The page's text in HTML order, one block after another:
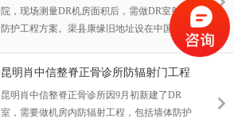
院，现场测量DR机房面积后，需做DR室射线
防护工程方案。渠县康缘旧地址设在中国苎麻
之乡、中国黄花之乡、中国油橄榄之都的达
昆明肖中信整脊正骨诊所防辐射门工程
昆明肖中信整脊正骨诊所因9月初新建了DR
室，需要做机房内防辐射工程，包括墙体防护